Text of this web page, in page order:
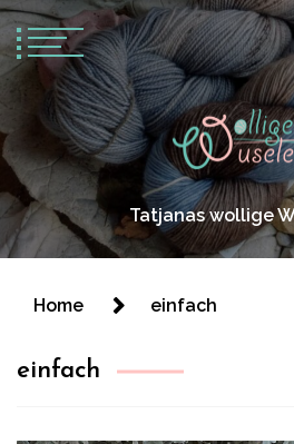
Tatjanas wollige
Home einfach
einfach